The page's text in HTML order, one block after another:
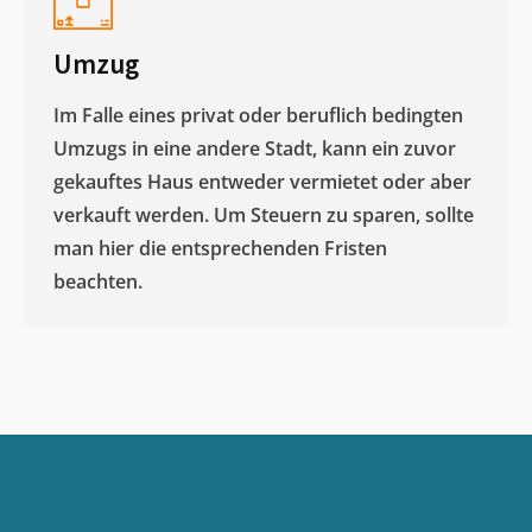
Umzug
Im Falle eines privat oder beruflich bedingten
Umzugs in eine andere Stadt, kann ein zuvor
gekauftes Haus entweder vermietet oder aber
verkauft werden. Um Steuern zu sparen, sollte
man hier die entsprechenden Fristen
beachten.